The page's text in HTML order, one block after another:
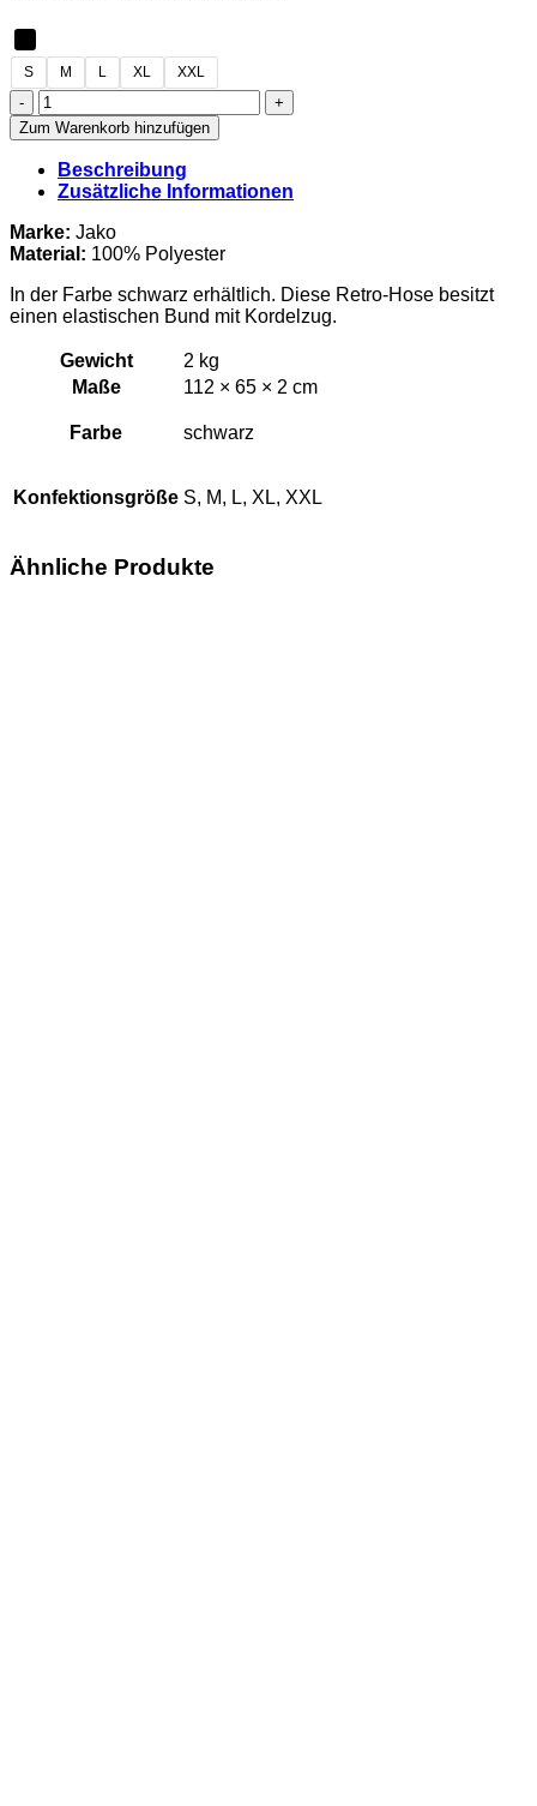
S M L XL XXL
ESV
Lok
Rostock
-
kurze
Retro
Hose
Erwachsene
Zum Warenkorb hinzufügen
Beschreibung
Zusätzliche Informationen
Marke: Jako
Material : 100% Polyester
In der Farbe schwarz erhältlich. Diese Retro-Hose besitzt
einen elastischen Bund mit Kordelzug.
Gewicht
2 kg
Maße
112 × 65 × 2 cm
Farbe schwarz
Konfektionsgröße S, M, L, XL, XXL
Ähnliche Produkte